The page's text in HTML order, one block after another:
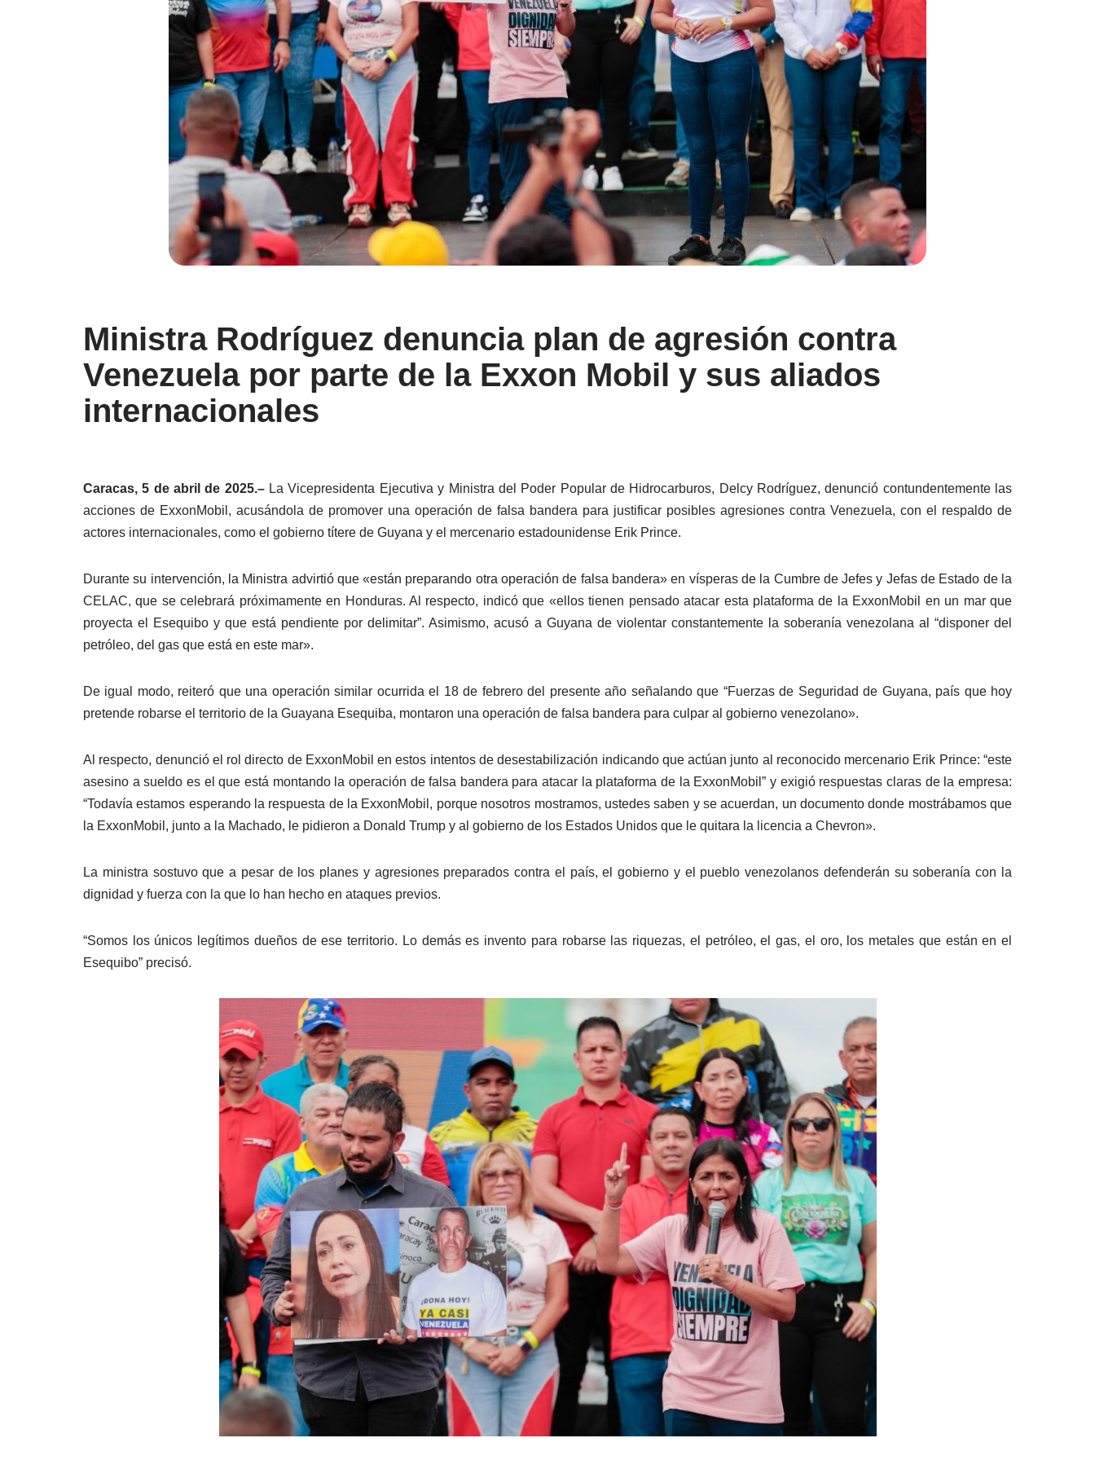
Ministra Rodríguez denuncia plan de agresión contra
Venezuela por parte de la Exxon Mobil y sus aliados
internacionales
Caracas, 5 de abril de 2025.–La Vicepresidenta Ejecutiva y Ministra del Poder Popular de Hidrocarburos, Delcy Rodríguez, denunció contundentemente las
acciones de ExxonMobil, acusándola de promover una operación de falsa bandera para justificar posibles agresiones contra Venezuela, con el respaldo de
actores internacionales, como el gobierno títere de Guyana y el mercenario estadounidense Erik Prince.
Durante su intervención, la Ministra advirtió que «están preparando otra operación de falsa bandera» en vísperas de la Cumbre de Jefes y Jefas de Estado de la
CELAC, que se celebrará próximamente en Honduras. Al respecto, indicó que «ellos tienen pensado atacar esta plataforma de la ExxonMobil en un mar que
proyecta el Esequibo y que está pendiente por delimitar”. Asimismo, acusó a Guyana de violentar constantemente la soberanía venezolana al “disponer del
petróleo, del gas que está en este mar».
De igual modo, reiteró que una operación similar ocurrida el 18 de febrero del presente año señalando que “Fuerzas de Seguridad de Guyana, país que hoy
pretende robarse el territorio de la Guayana Esequiba, montaron una operación de falsa bandera para culpar al gobierno venezolano».
Al respecto, denunció el rol directo de ExxonMobil en estos intentos de desestabilización indicando que actúan junto al reconocido mercenario Erik Prince: “este
asesino a sueldo es el que está montando la operación de falsa bandera para atacar la plataforma de la ExxonMobil” y exigió respuestas claras de la empresa:
“Todavía estamos esperando la respuesta de la ExxonMobil, porque nosotros mostramos, ustedes saben y se acuerdan, un documento donde mostrábamos que
la ExxonMobil, junto a la Machado, le pidieron a Donald Trump y al gobierno de los Estados Unidos que le quitara la licencia a Chevron».
La ministra sostuvo que a pesar de los planes y agresiones preparados contra el país, el gobierno y el pueblo venezolanos defenderán su soberanía con la
dignidad y fuerza con la que lo han hecho en ataques previos.
“Somos los únicos legítimos dueños de ese territorio. Lo demás es invento para robarse las riquezas, el petróleo, el gas, el oro, los metales que están en el
Esequibo” precisó.